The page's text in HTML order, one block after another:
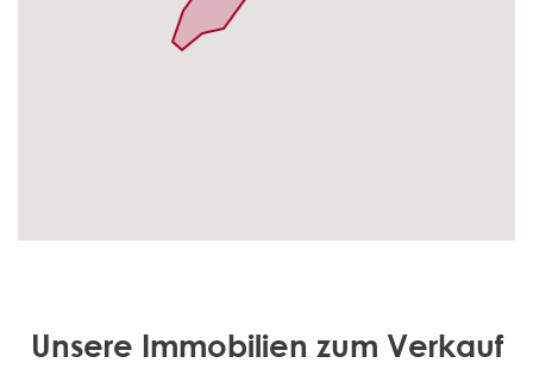
Unsere Immobilien zum Verkauf